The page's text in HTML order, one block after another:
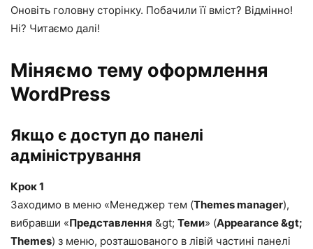
Оновіть головну сторінку. Побачили її вміст? Відмінно!
Ні? Читаємо далі!
Міняємо тему оформлення
WordPress
Якщо є доступ до панелі
адміністрування
Крок 1
Заходимо в меню «Менеджер тем (Themes manager),
вибравши «Представлення &gt; Теми» (Appearance &gt;
Themes) з меню, розташованого в лівій частині панелі